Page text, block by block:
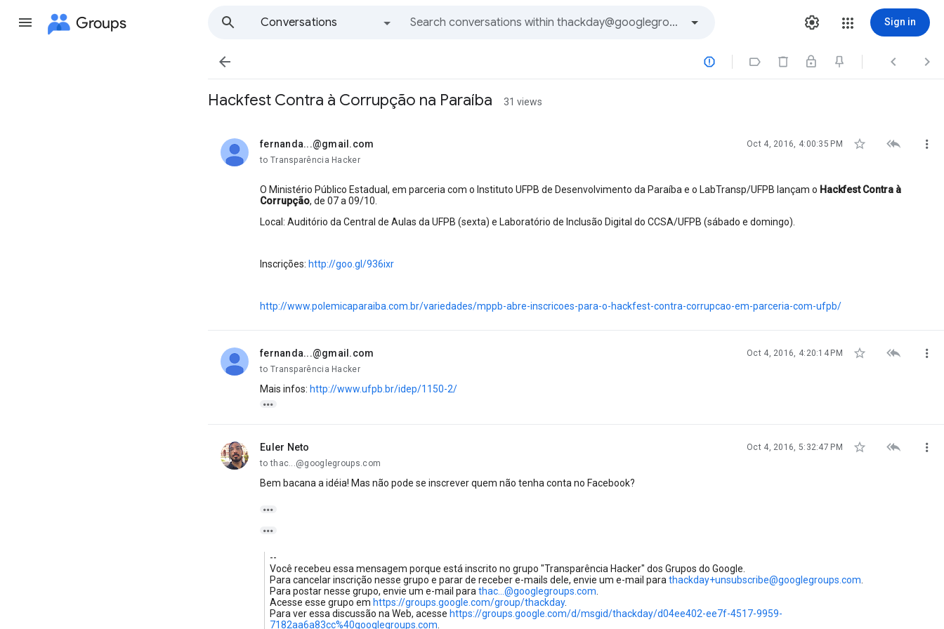
Groups
Conversations
Sign in
    
Hackfest Contra à Corrupção na Paraíba 31 views
fernanda...@gmail.com
unread, Oct 4, 2016, 4:00:35 PM   
to Transparência Hacker
O Ministério Público Estadual, em parceria com o Instituto UFPB de Desenvolvimento da Paraíba e o LabTransp/UFPB lançam o Hackfest Contra à
Corrupção, de 07 a 09/10.
Local: Auditório da Central de Aulas da UFPB (sexta) e Laboratório de Inclusão Digital do CCSA/UFPB (sábado e domingo).
Inscrições: http://goo.gl/936ixr
http://www.polemicaparaiba.com.br/variedades/mppb-abre-inscricoes-para-o-hackfest-contra-corrupcao-em-parceria-com-ufpb/
fernanda...@gmail.com
unread, Oct 4, 2016, 4:20:14 PM   
to Transparência Hacker
Mais infos: http://www.ufpb.br/idep/1150-2/

Euler Neto
unread, Oct 4, 2016, 5:32:47 PM   
to thac...@googlegroups.com
Bem bacana a idéia! Mas não pode se inscrever quem não tenha conta no Facebook?


--
Você recebeu essa mensagem porque está inscrito no grupo "Transparência Hacker" dos Grupos do Google.
Para cancelar inscrição nesse grupo e parar de receber e-mails dele, envie um e-mail parathackday+unsubscribe@googlegroups.com
Para postar nesse grupo, envie um e-mail parathac...@googlegroups.com
Acesse esse grupo em https://groups.google.com/group/thackday.
Para ver essa discussão na Web, acesse https://groups.google.com/d/msgid/thackday/d04ee402-ee7f-4517-9959-
7182aa6a83cc%40googlegroups.com